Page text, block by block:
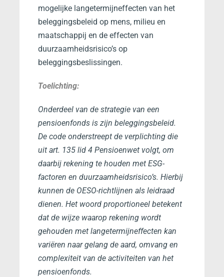
mogelijke langetermijneffecten van het
beleggingsbeleid op mens, milieu en
maatschappij en de effecten van
duurzaamheidsrisico’s op
beleggingsbeslissingen.
Toelichting:
Onderdeel van de strategie van een
pensioenfonds is zijn beleggingsbeleid.
De code onderstreept de verplichting die
uit art. 135 lid 4 Pensioenwet volgt, om
daarbij rekening te houden met ESG-
factoren en duurzaamheidsrisico’s. Hierbij
kunnen de OESO-richtlijnen als leidraad
dienen. Het woord proportioneel betekent
dat de wijze waarop rekening wordt
gehouden met langetermijneffecten kan
variëren naar gelang de aard, omvang en
complexiteit van de activiteiten van het
pensioenfonds.